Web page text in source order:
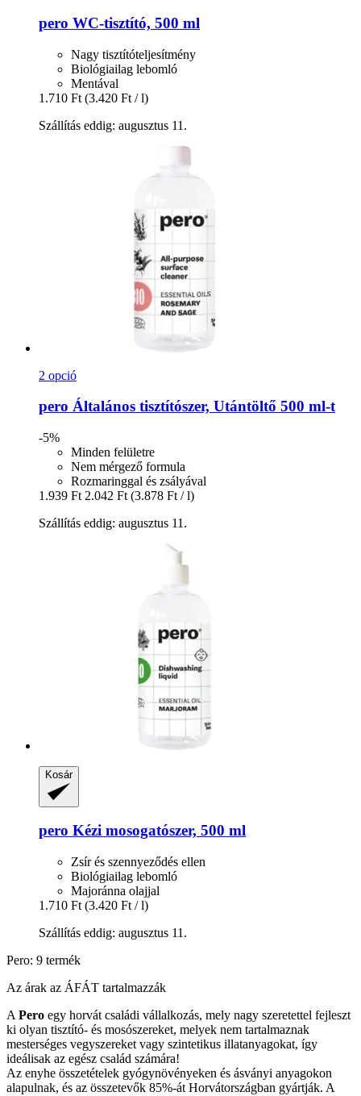
pero WC-​tisztító, 500 ml
Nagy tisztítóteljesítmény
Biológiailag lebomló
Mentával
1.710 Ft (3.420 Ft / l)
Szállítás eddig: augusztus 11.
2 opció
pero Általános tisztítószer, Utántöltő 500 ml-​t
-5%
Minden felületre
Nem mérgező formula
Rozmaringgal és zsályával
1.939 Ft 2.042 Ft (3.878 Ft / l)
Szállítás eddig: augusztus 11.
Kosár
pero Kézi mosogatószer, 500 ml
Zsír és szennyeződés ellen
Biológiailag lebomló
Majoránna olajjal
1.710 Ft (3.420 Ft / l)
Szállítás eddig: augusztus 11.
Pero: 9 termék
Az árak az ÁFÁT tartalmazzák
A Pero egy horvát családi vállalkozás, mely nagy szeretettel fejleszt
ki olyan tisztító- és mosószereket, melyek nem tartalmaznak
mesterséges vegyszereket vagy szintetikus illatanyagokat, így
ideálisak az egész család számára!
Az enyhe összetételek gyógynövényeken és ásványi anyagokon
alapulnak, és az összetevők 85%-át Horvátországban gyártják. A